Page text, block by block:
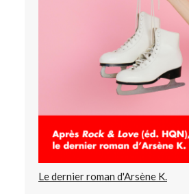
Le dernier roman d'Arsène K.